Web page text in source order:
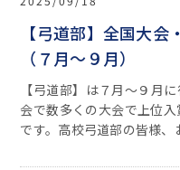
【弓道部】全国大
（７月～９月）
【弓道部】は７月～９月
会で数多くの大会で上位
です。高校弓道部の皆様